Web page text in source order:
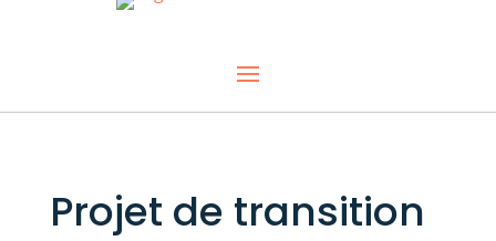
Projet de transition